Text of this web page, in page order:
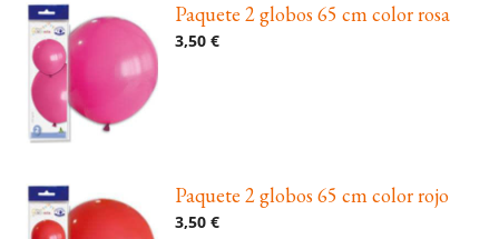
Paquete 2 globos 65 cm color rosa
3,50 €
Paquete 2 globos 65 cm color rojo
3,50 €